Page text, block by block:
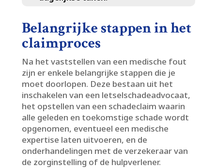
Belangrijke stappen in het
claimproces
Na het vaststellen van een medische fout
zijn er enkele belangrijke stappen die je
moet doorlopen.​ Deze bestaan uit het
inschakelen van een letselschadeadvocaat,
het opstellen van een schadeclaim waarin
alle geleden en toekomstige schade wordt
opgenomen, eventueel een medische
expertise laten uitvoeren, en de
onderhandelingen met de verzekeraar van
de zorginstelling of de hulpverlener.​